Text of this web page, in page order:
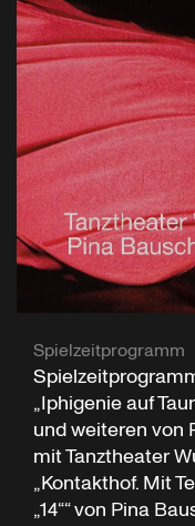
Spielzeitprogramm
„Iphigenie auf
und weiteren von
mit Tanztheater
„Kontakthof. Mit
„14““ von Pina